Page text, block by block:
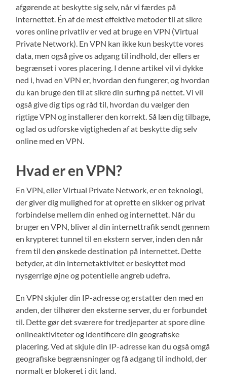
afgørende at beskytte sig selv, når vi færdes på
internettet. Én af de mest effektive metoder til at sikre
vores online privatliv er ved at bruge en VPN (Virtual
Private Network). En VPN kan ikke kun beskytte vores
data, men også give os adgang til indhold, der ellers er
begrænset i vores placering. I denne artikel vil vi dykke
ned i, hvad en VPN er, hvordan den fungerer, og hvordan
du kan bruge den til at sikre din surfing på nettet. Vi vil
også give dig tips og råd til, hvordan du vælger den
rigtige VPN og installerer den korrekt. Så læn dig tilbage,
og lad os udforske vigtigheden af at beskytte dig selv
online med en VPN.
Hvad er en VPN?
En VPN, eller Virtual Private Network, er en teknologi,
der giver dig mulighed for at oprette en sikker og privat
forbindelse mellem din enhed og internettet. Når du
bruger en VPN, bliver al din internettrafik sendt gennem
en krypteret tunnel til en ekstern server, inden den når
frem til den ønskede destination på internettet. Dette
betyder, at din internetaktivitet er beskyttet mod
nysgerrige øjne og potentielle angreb udefra.
En VPN skjuler din IP-adresse og erstatter den med en
anden, der tilhører den eksterne server, du er forbundet
til. Dette gør det sværere for tredjeparter at spore dine
onlineaktiviteter og identificere din geografiske
placering. Ved at skjule din IP-adresse kan du også omgå
geografiske begrænsninger og få adgang til indhold, der
normalt er blokeret i dit land.